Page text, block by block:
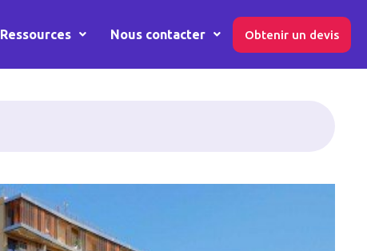
Ressources Nous contacter Obtenir un devis